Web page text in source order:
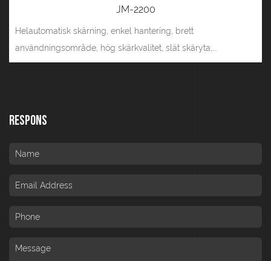
JM-2200
Helautomatisk skärning, enkel hantering, brett
användningsområde, hög skärkvalitet, slät skäryta,...
Respons